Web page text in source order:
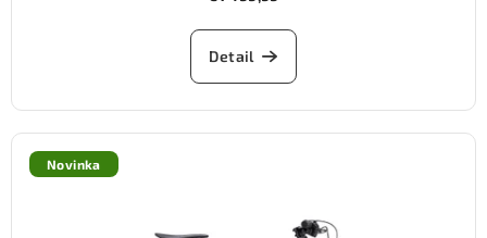
Detail
Novinka